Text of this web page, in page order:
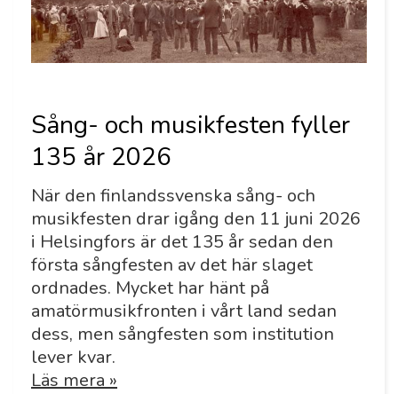
Sång- och musikfesten fyller
135 år 2026
När den finlandssvenska sång- och
musikfesten drar igång den 11 juni 2026
i Helsingfors är det 135 år sedan den
första sångfesten av det här slaget
ordnades. Mycket har hänt på
amatörmusikfronten i vårt land sedan
dess, men sångfesten som institution
lever kvar.
Läs mera »